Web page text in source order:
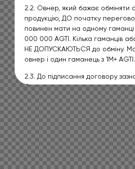
2.2. Овнер, який бажає обміняти
продукцію, ДО початку
повинен мати на одному
000 000 AGTI. Кілька гаманців
НЕ ДОПУСКАЮТЬСЯ до обміну.
овнер і один гаманець з 1M+ AGTI.
2.3. До підписання договору
Овнер проходить повну
вимогами Компанії.
2.4. З Овнером, як єдиною
юридичною) особою,
Основні пункти (можуть
2.4.1. Овнер переводить 1
поточного року на гаманець,